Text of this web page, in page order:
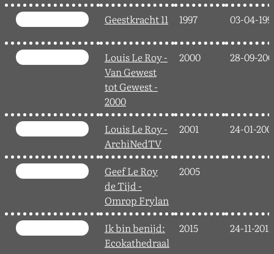
Geestkracht 11 1997 03-04-
Louis Le Roy -
Van Gewest
tot Gewest -
2000
2000 28-09-
Louis Le Roy -
ArchiNedTV
2001 24-01-
Geef Le Roy
de Tijd -
Omrop Frylan
2005
Ik bin benijd:
Ecokathedraal
2015 24-11-2015